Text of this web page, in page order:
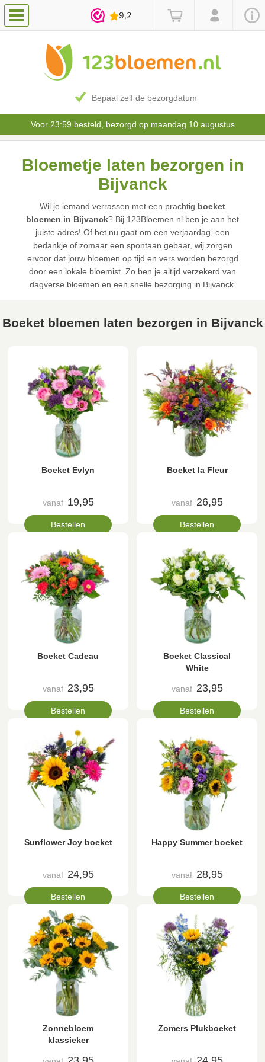
Bepaal zelf de bezorgdatum
Voor 23:59 besteld, bezorgd op maandag 10 augustus
Bloemetje laten bezorgen in
Bijvanck
Wil je iemand verrassen met een prachtig boeket
bloemen in Bijvanck? Bij 123Bloemen.nl ben je aan het
juiste adres! Of het nu gaat om een verjaardag, een
bedankje of zomaar een spontaan gebaar, wij zorgen
ervoor dat jouw bloemen op tijd en vers worden bezorgd
door een lokale bloemist. Zo ben je altijd verzekerd van
dagverse bloemen en een snelle bezorging in Bijvanck.
Boeket bloemen laten bezorgen in Bijvanck
Boeket Evlyn
vanaf 19,95
Bestellen
Boeket la Fleur
vanaf 26,95
Bestellen
Boeket Cadeau
vanaf 23,95
Bestellen
Boeket Classical
White
vanaf 23,95
Bestellen
Sunflower Joy boeket
vanaf 24,95
Bestellen
Happy Summer boeket
vanaf 28,95
Bestellen
Zonnebloem
klassieker
Zomers Plukboeket